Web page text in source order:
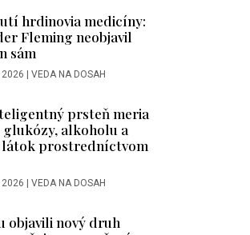
hrdinovia medicíny:
Fleming neobjavil
sám
| VEDA NA DOSAH
prsteň meria
alkoholu a
prostredníctvom
| VEDA NA DOSAH
objavili nový druh